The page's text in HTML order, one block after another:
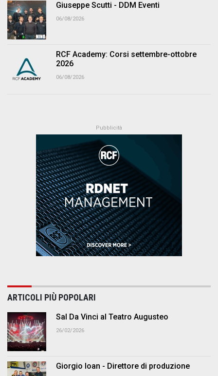
Giuseppe Scutti - DDM Eventi
06/08/2026
RCF Academy: Corsi settembre-ottobre
2026
06/08/2026
ARTICOLI PIÙ POPOLARI
Sal Da Vinci al Teatro Augusteo
26/02/2026
Giorgio Ioan - Direttore di produzione